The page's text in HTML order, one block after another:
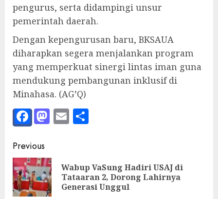
pengurus, serta didampingi unsur
pemerintah daerah.
Dengan kepengurusan baru, BKSAUA
diharapkan segera menjalankan program
yang memperkuat sinergi lintas iman guna
mendukung pembangunan inklusif di
Minahasa. (AG’Q)
Facebook
Mastodon
Email
Post
navigation
Previous
Wabup VaSung Hadiri USAJ di
Tataaran 2, Dorong Lahirnya
Generasi Unggul